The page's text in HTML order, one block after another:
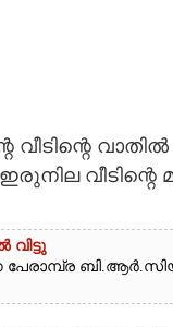
വീടിന്റെ